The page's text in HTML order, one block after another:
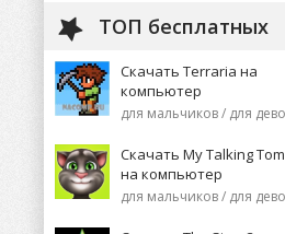
ТОП бесплатных
Скачать Terraria на
компьютер
Скачать My Talking Tom
на компьютер